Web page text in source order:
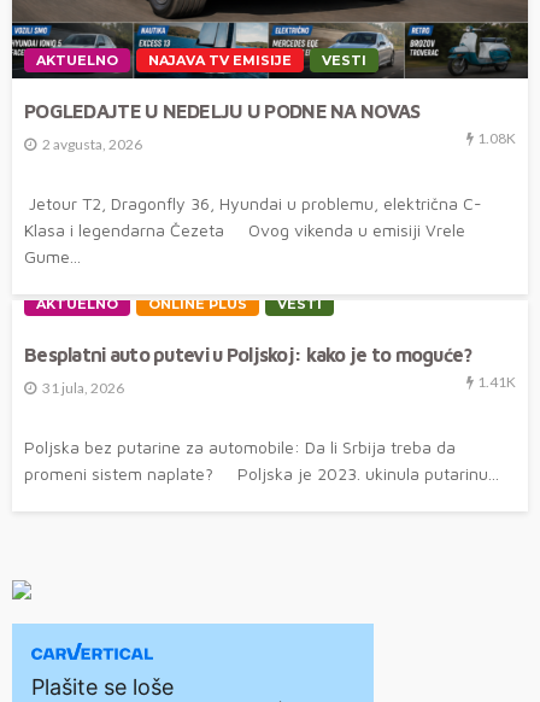
AKTUELNO NAJAVA TV EMISIJE VESTI
POGLEDAJTE U NEDELJU U PODNE NA NOVAS
2 avgusta, 2026 1.08K
Jetour T2, Dragonfly 36, Hyundai u problemu, električna C-
Klasa i legendarna Čezeta Ovog vikenda u emisiji Vrele
Gume...
AKTUELNO ONLINE PLUS VESTI
Besplatni auto putevi u Poljskoj: kako je to moguće?
31 jula, 2026 1.41K
Poljska bez putarine za automobile: Da li Srbija treba da
promeni sistem naplate? Poljska je 2023. ukinula putarinu...